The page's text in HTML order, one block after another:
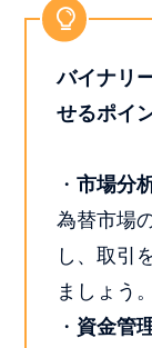
バイナリ
せるポイ
・市場分
為替市場
し、取引
ましょう。
・ 資金管